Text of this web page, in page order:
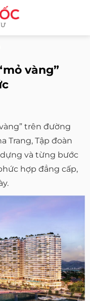
vàng”
trên đường
Trang, Tập đoàn
và từng bước
hợp đẳng cấp,